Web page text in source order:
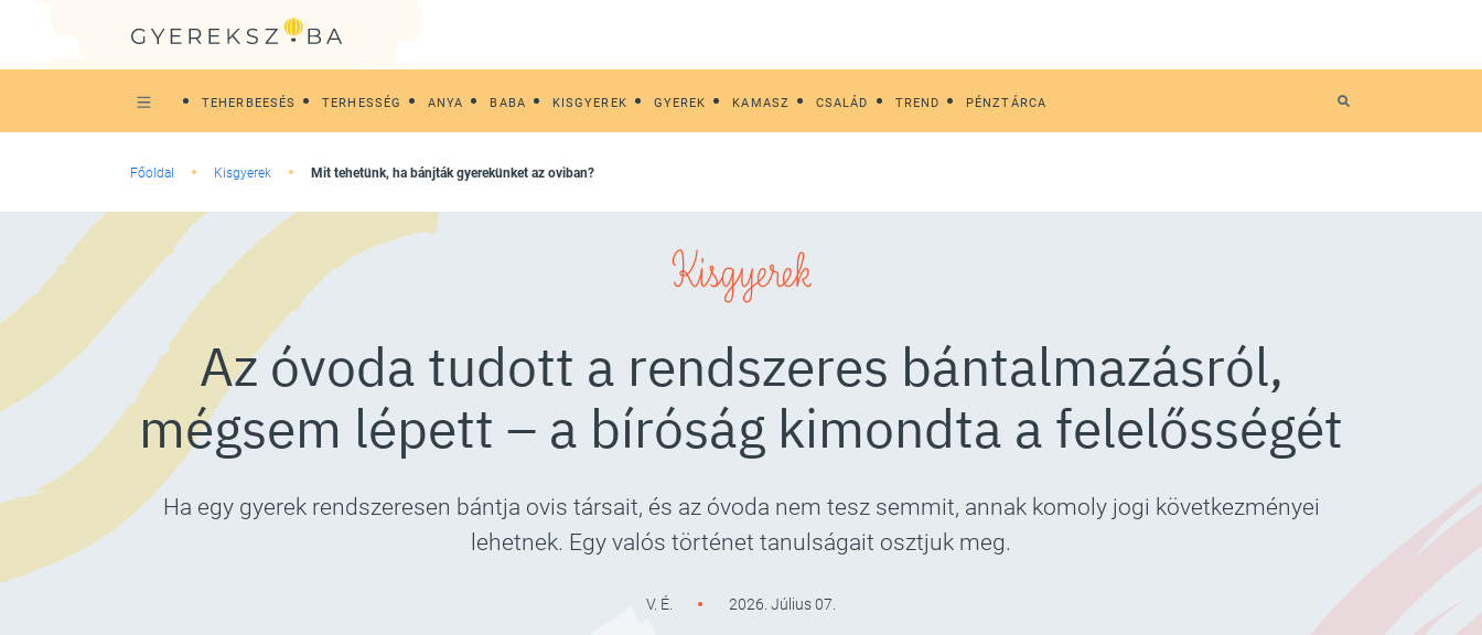
TEHERBEESÉS TERHESSÉG ANYA BABA KISGYEREK GYEREK KAMASZ CSALÁD TREND PÉNZTÁRCA
Főoldal Kisgyerek Mit tehetünk, ha bánjták gyerekünket az oviban?
Kisgyerek
Az óvoda tudott a rendszeres bántalmazásról,
mégsem lépett – a bíróság kimondta a felelősségét
Ha egy gyerek rendszeresen bántja ovis társait, és az óvoda nem tesz semmit, annak komoly jogi következményei
lehetnek. Egy valós történet tanulságait osztjuk meg.
V. É. 2026. Július 07.